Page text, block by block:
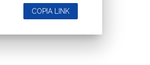
COPIA LINK